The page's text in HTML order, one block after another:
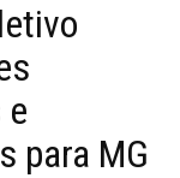
para MG